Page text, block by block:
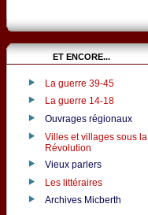
ET ENCORE...
La guerre 39-45
La guerre 14-18
Ouvrages régionaux
Villes et villages sous la
Révolution
Vieux parlers
Les littéraires
Archives Micberth